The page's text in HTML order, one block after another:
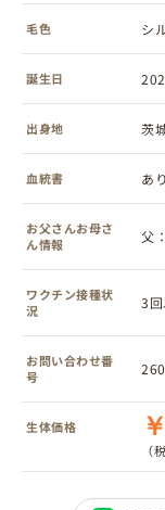
毛色 シ
誕生日
出身地 茨
血統書 あり
お父さんお母さ
ん情報
父
ワクチン接種状
況
3
お問い合わせ番
号
生体価格
（